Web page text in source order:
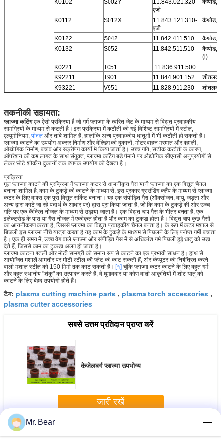
K0102 S002Y
11.843.021.320-
एजी
कैथोड,
K0112 S012X
11.843.121.310-
एजी
कैथोड,
K0122 S042 11.842.411.510
कैथोड,
K0132
S052 11.842.511.510
कैथोड,
(i)
K0221
T051
.11.836.911.500
K92211
T901 11.844.901.152
शीतलक
K93221
V951 11.828.911.230 शीतलक
तकनीकी सहायता:
प्लाज्मा कटिंगएक ऐसी प्रक्रिया है जो गर्म प्लाज्मा के त्वरित जेट के माध्यम से विद्युत प्रवाहकीय
सामग्रियों के माध्यम से कटती है। इस प्रक्रिया में कटौती की गई विशिष्ट सामग्रियों में स्टील,
एल्यूमीनियम, पीतल और तांबे शामिल हैं, हालांकि अन्य प्रवाहकीय धातुओं में भी कटौती हो सकती है।
प्लाज्मा काटने का उपयोग अक्सर निर्माण और वेल्डिंग की दुकानों, मोटर वाहन मरम्मत और बहाली,
औद्योगिक निर्माण, बचाव और स्क्रैपिंग कार्यों में किया जाता है। उच्च गति, सटीक कटौती के कारण,
ऑपरेशन की कम लागत के साथ संयुक्त, प्लाज्मा कटिंग बड़े पैमाने पर औद्योगिक सीएनसी अनुप्रयोगों से
लेकर छोटे शौकीन दुकानों तक व्यापक उपयोग को देखता है।
प्रक्रिया:
मूल प्लाज्मा काटने की प्रक्रिया में प्लाज्मा कटर से आयनीकृत गैस यानी प्लाज्मा का एक विद्युत चैनल
बनाना शामिल है, काम के टुकड़े को काटने के माध्यम से, इस प्रकार ग्राउंडिंग क्लैंप के माध्यम से प्लाज्मा
कटर के लिए वापस एक पूरा विद्युत सर्किट बनाना। यह एक संपीड़ित गैस (ऑक्सीजन, वायु, जड़ता और
अन्य द्वारा काटे जा रहे पदार्थ के आधार पर) द्वारा पूरा किया जाता है, जो कि काम के टुकड़े की ओर उच्च
गति पर एक केंद्रित नोजल के माध्यम से उड़ाया जाता है। एक विद्युत चाप गैस के भीतर बनता है, एक
इलेक्ट्रोड के पास या गैस नोजल में एकीकृत होता है और काम का टुकड़ा होता है। विद्युत चाप कुछ गैसों
का आयनीकरण करता है, जिससे प्लाज्मा का विद्युत प्रवाहकीय चैनल बनता है। के रूप में कटर मशाल से
बिजली इस प्लाज्मा नीचे यात्रा करता है यह काम के टुकड़े के माध्यम से पिघलने के लिए पर्याप्त गर्मी बचाता
है। एक ही समय में, उच्च वेग वाले प्लाज्मा और संपीड़ित गैस में से अधिकांश गर्म पिघली हुई धातु को उड़ा
देते हैं, जिससे काम का टुकड़ा अलग हो जाता है।
प्लाज्मा काटना पतली और मोटी सामग्री को समान रूप से काटने का एक प्रभावी साधन है। हाथ से
आयोजित मशालें आमतौर पर मोटी स्टील की प्लेट को काट सकती हैं, और कंप्यूटर को नियंत्रित करने
वाली मशाल स्टील को 150 मिमी तक काट सकती हैं। [१] चूंकि प्लाज्मा कटर काटने के लिए बहुत गर्म
और बहुत स्थानीय "शंकु" का उत्पादन करते हैं, वे घुमावदार या कोण वाली आकृतियों में शीट धातु को
काटने के लिए बेहद उपयोगी होते हैं।
टैग: plasma cutting machine parts , plasma torch accessories ,
plasma cutter accessories
सबसे उत्तम प्रतिदान प्राप्त करें
केजेलबर्ग प्लाज्मा उपभोग्य
जारी रखें
अधिक
Mr. Bear